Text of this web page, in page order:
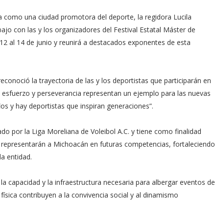
una ciudad promotora del deporte, la regidora Lucila
con las y los organizadores del Festival Estatal Máster de
al 14 de junio y reunirá a destacados exponentes de esta
la trayectoria de las y los deportistas que participarán en
y perseverancia representan un ejemplo para las nuevas
y hay deportistas que inspiran generaciones”.
por la Liga Moreliana de Voleibol A.C. y tiene como finalidad
a Michoacán en futuras competencias, fortaleciendo
entidad.
capacidad y la infraestructura necesaria para albergar eventos de
contribuyen a la convivencia social y al dinamismo